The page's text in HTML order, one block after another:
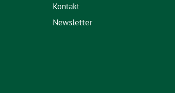
Kontakt
Newsletter